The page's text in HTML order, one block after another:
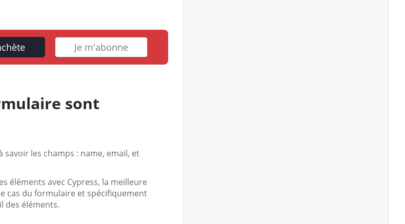
Je m'abonne
sont
les champs : name, email, et
éléments avec Cypress, la meilleure
cas du formulaire et spécifiquement
des éléments.